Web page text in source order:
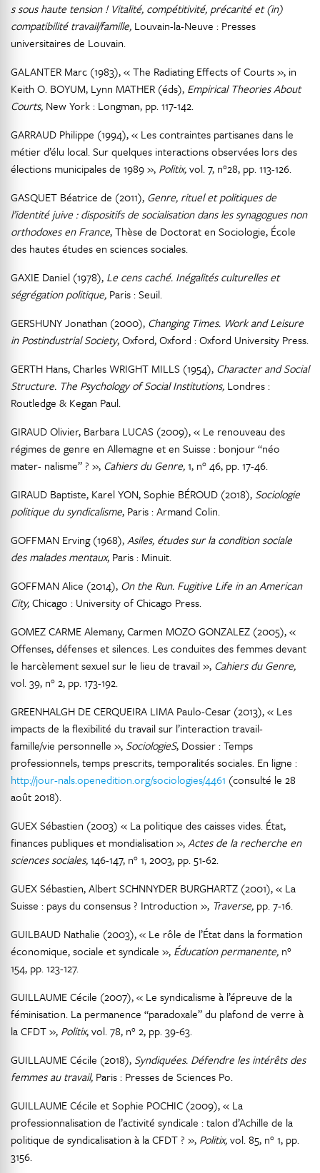
s sous haute tension ! Vitalité, compétitivité, précarité et (in)
compatibilité travail/famille, Louvain-la-Neuve : Presses
universitaires de Louvain.
GALANTER Marc (1983), « The Radiating Effects of Courts », in
Keith O. BOYUM, Lynn MATHER (éds), Empirical Theories About
Courts, New York : Longman, pp. 117-142.
GARRAUD Philippe (1994), « Les contraintes partisanes dans le
métier d’élu local. Sur quelques interactions observées lors des
élections municipales de 1989 », Politix,vol. 7, n°28, pp. 113-126.
GASQUET Béatrice de (2011), Genre, rituel et politiques de
l’identité juive : dispositifs de socialisation dans les synagogues non
orthodoxes en France, Thèse de Doctorat en Sociologie, École
des hautes études en sciences sociales.
GAXIE Daniel (1978), Le cens caché. Inégalités culturelles et
ségrégation politique, Paris : Seuil.
GERSHUNY Jonathan (2000), Changing Times. Work and Leisure
in Postindustrial Society, Oxford, Oxford : Oxford University Press.
GERTH Hans, Charles WRIGHT MILLS (1954), Character and Social
Structure. The Psychology of Social Institutions, Londres :
Routledge & Kegan Paul.
GIRAUD Olivier, Barbara LUCAS (2009), « Le renouveau des
régimes de genre en Allemagne et en Suisse : bonjour “néo
mater- nalisme” ? », Cahiers du Genre,1, n° 46, pp. 17-46.
GIRAUD Baptiste, Karel YON, Sophie BÉROUD (2018), Sociologie
politique du syndicalisme, Paris : Armand Colin.
GOFFMAN Erving (1968),Asiles, études sur la condition sociale
des malades mentaux, Paris : Minuit.
GOFFMAN Alice (2014), On the Run. Fugitive Life in an American
City,Chicago : University of Chicago Press.
GOMEZ CARME Alemany, Carmen MOZO GONZALEZ (2005), «
Offenses, défenses et silences. Les conduites des femmes devant
le harcèlement sexuel sur le lieu de travail », Cahiers du Genre,
vol. 39, n° 2, pp. 173-192.
GREENHALGH DE CERQUEIRA LIMA Paulo-Cesar (2013), « Les
impacts de la flexibilité du travail sur l’interaction travail-
famille/vie personnelle », SociologieS, Dossier : Temps
professionnels, temps prescrits, temporalités sociales. En ligne :
http://jour-nals.openedition.org/sociologies/4461 (consulté le 28
août 2018).
GUEX Sébastien (2003) « La politique des caisses vides. État,
finances publiques et mondialisation »,Actes de la recherche en
sciences sociales,146-147, n° 1, 2003, pp. 51-62.
GUEX Sébastien, Albert SCHNNYDER BURGHARTZ (2001), « La
Suisse : pays du consensus ? Introduction », Traverse, pp. 7-16.
GUILBAUD Nathalie (2003), « Le rôle de l’État dans la formation
économique, sociale et syndicale », Éducation permanente, n°
154, pp. 123-127.
GUILLAUME Cécile (2007), « Le syndicalisme à l’épreuve de la
féminisation. La permanence “paradoxale” du plafond de verre à
la CFDT », Politix, vol. 78, n° 2, pp. 39-63.
GUILLAUME Cécile (2018), Syndiquées. Défendre les intérêts des
femmes au travail, Paris : Presses de Sciences Po.
GUILLAUME Cécile et Sophie POCHIC (2009), « La
professionnalisation de l’activité syndicale : talon d’Achille de la
politique de syndicalisation à la CFDT ? », Politix,vol. 85, n° 1, pp.
3156.